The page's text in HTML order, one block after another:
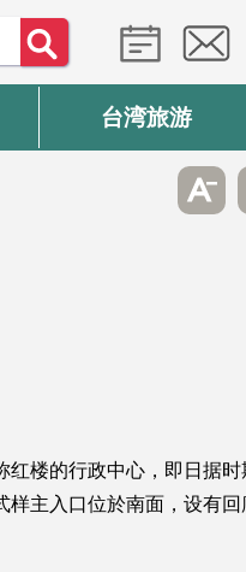
台湾旅游
楼的行政中心，即日据
主入口位於南面，设有回